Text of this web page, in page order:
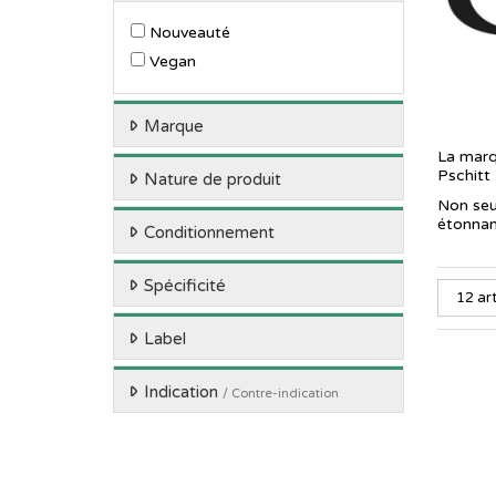
Nouveauté
Vegan
Marque
Nature de produit
Conditionnement
Spécificité
Label
Indication / Contre-indication
La
Pschitt
Non